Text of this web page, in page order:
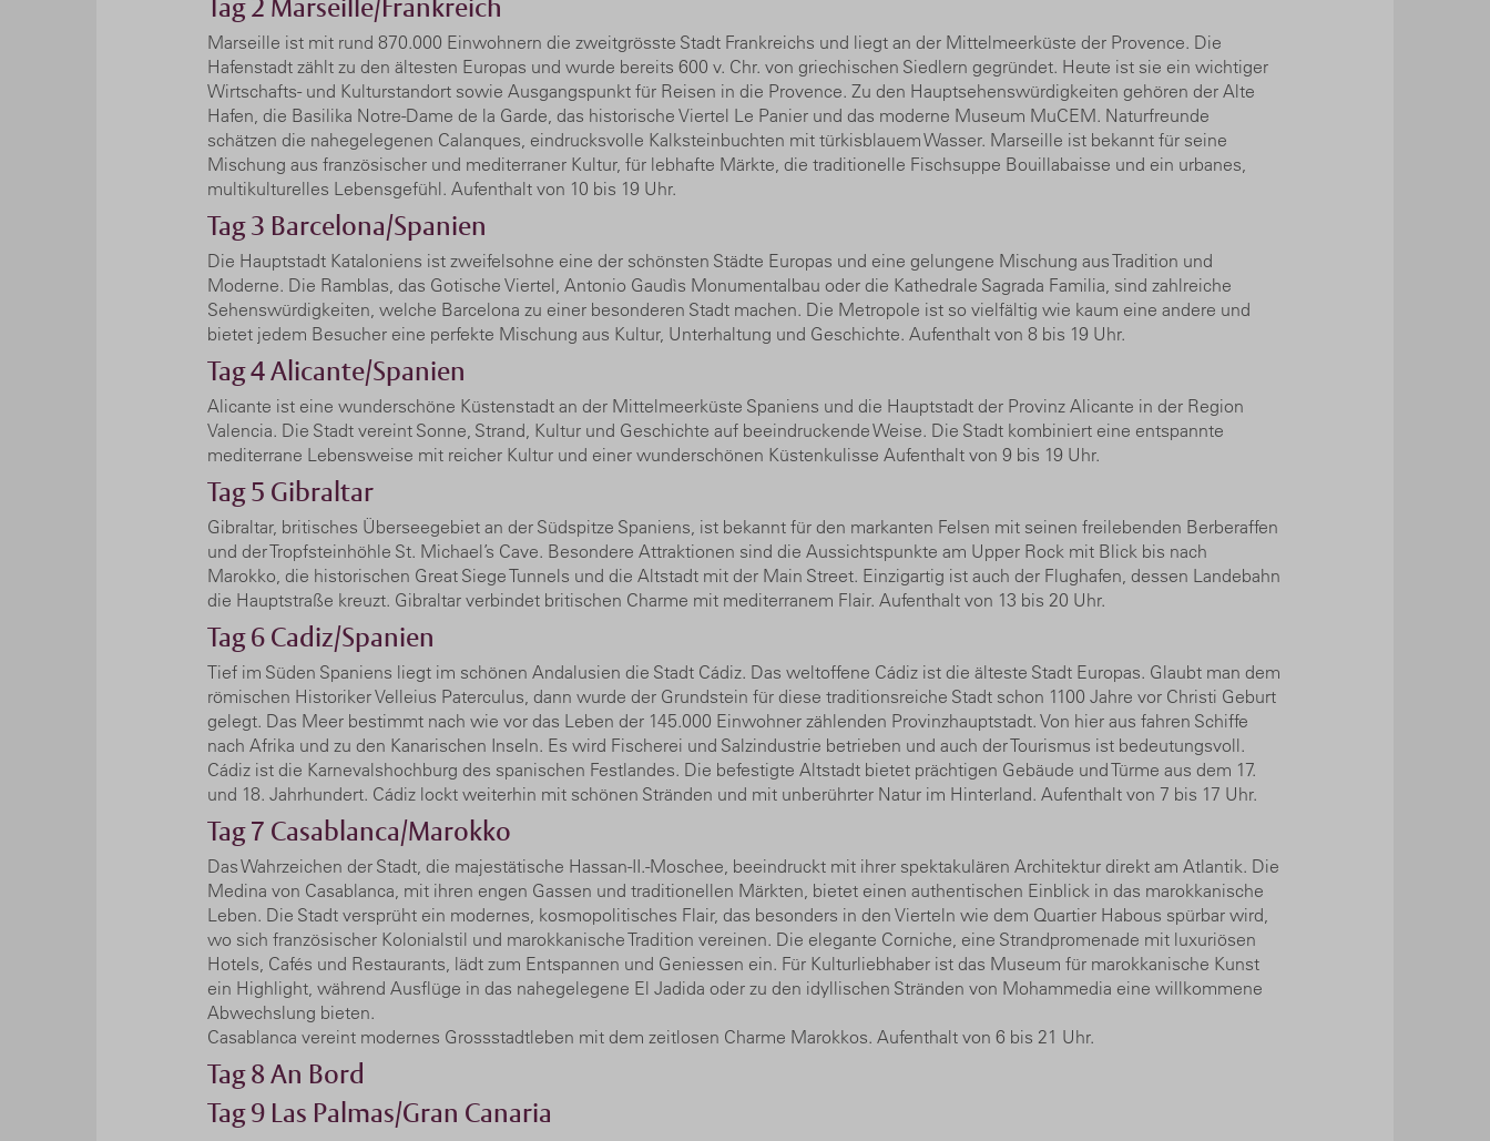
Tag 2 Marseille/Frankreich
Marseille ist mit rund 870.000 Einwohnern die zweitgrösste Stadt Frankreichs und liegt an der Mittelmeerküste der Provence. Die
Hafenstadt zählt zu den ältesten Europas und wurde bereits 600 v. Chr. von griechischen Siedlern gegründet. Heute ist sie ein wichtiger
Wirtschafts- und Kulturstandort sowie Ausgangspunkt für Reisen in die Provence. Zu den Hauptsehenswürdigkeiten gehören der Alte
Hafen, die Basilika Notre-Dame de la Garde, das historische Viertel Le Panier und das moderne Museum MuCEM. Naturfreunde
schätzen die nahegelegenen Calanques, eindrucksvolle Kalksteinbuchten mit türkisblauem Wasser. Marseille ist bekannt für seine
Mischung aus französischer und mediterraner Kultur, für lebhafte Märkte, die traditionelle Fischsuppe Bouillabaisse und ein urbanes,
multikulturelles Lebensgefühl. Aufenthalt von 10 bis 19 Uhr.
Tag 3 Barcelona/Spanien
Die Hauptstadt Kataloniens ist zweifelsohne eine der schönsten Städte Europas und eine gelungene Mischung aus Tradition und
Moderne. Die Ramblas, das Gotische Viertel, Antonio Gaudìs Monumentalbau oder die Kathedrale Sagrada Familia, sind zahlreiche
Sehenswürdigkeiten, welche Barcelona zu einer besonderen Stadt machen. Die Metropole ist so vielfältig wie kaum eine andere und
bietet jedem Besucher eine perfekte Mischung aus Kultur, Unterhaltung und Geschichte. Aufenthalt von 8 bis 19 Uhr.
Tag 4Alicante/Spanien
Alicante ist eine wunderschöne Küstenstadt an der Mittelmeerküste Spaniens und die Hauptstadt der Provinz Alicante in der Region
Valencia. Die Stadt vereint Sonne, Strand, Kultur und Geschichte auf beeindruckende Weise. Die Stadt kombiniert eine entspannte
mediterrane Lebensweise mit reicher Kultur und einer wunderschönen Küstenkulisse Aufenthalt von 9 bis 19 Uhr.
Tag 5 Gibraltar
Gibraltar, britisches Überseegebiet an der Südspitze Spaniens, ist bekannt für den markanten Felsen mit seinen freilebenden Berberaffen
und der Tropfsteinhöhle St. Michael’s Cave. Besondere Attraktionen sind die Aussichtspunkte am Upper Rock mit Blick bis nach
Marokko, die historischen Great Siege Tunnels und die Altstadt mit der Main Street. Einzigartig ist auch der Flughafen, dessen Landebahn
die Hauptstraße kreuzt. Gibraltar verbindet britischen Charme mit mediterranem Flair. Aufenthalt von 13 bis 20 Uhr.
Tag 6 Cadiz/Spanien
Tief im Süden Spaniens liegt im schönen Andalusien die Stadt Cádiz. Das weltoffene Cádiz ist die älteste Stadt Europas. Glaubt man dem
römischen Historiker Velleius Paterculus, dann wurde der Grundstein für diese traditionsreiche Stadt schon 1100 Jahre vor Christi Geburt
gelegt. Das Meer bestimmt nach wie vor das Leben der 145.000 Einwohner zählenden Provinzhauptstadt. Von hier aus fahren Schiffe
nach Afrika und zu den Kanarischen Inseln. Es wird Fischerei und Salzindustrie betrieben und auch der Tourismus ist bedeutungsvoll.
Cádiz ist die Karnevalshochburg des spanischen Festlandes. Die befestigte Altstadt bietet prächtigen Gebäude und Türme aus dem 17.
und 18. Jahrhundert. Cádiz lockt weiterhin mit schönen Stränden und mit unberührter Natur im Hinterland. Aufenthalt von 7 bis 17 Uhr.
Tag 7 Casablanca/Marokko
Das Wahrzeichen der Stadt, die majestätische Hassan-II.-Moschee, beeindruckt mit ihrer spektakulären Architektur direkt am Atlantik. Die
Medina von Casablanca, mit ihren engen Gassen und traditionellen Märkten, bietet einen authentischen Einblick in das marokkanische
Leben. Die Stadt versprüht ein modernes, kosmopolitisches Flair, das besonders in den Vierteln wie dem Quartier Habous spürbar wird,
wo sich französischer Kolonialstil und marokkanische Tradition vereinen. Die elegante Corniche, eine Strandpromenade mit luxuriösen
Hotels, Cafés und Restaurants, lädt zum Entspannen und Geniessen ein. Für Kulturliebhaber ist das Museum für marokkanische Kunst
ein Highlight, während Ausflüge in das nahegelegene El Jadida oder zu den idyllischen Stränden von Mohammedia eine willkommene
Abwechslung bieten.
Casablanca vereint modernes Grossstadtleben mit dem zeitlosen Charme Marokkos. Aufenthalt von 6 bis 21 Uhr.
Tag 8 An Bord
Tag 9 Las Palmas/Gran Canaria